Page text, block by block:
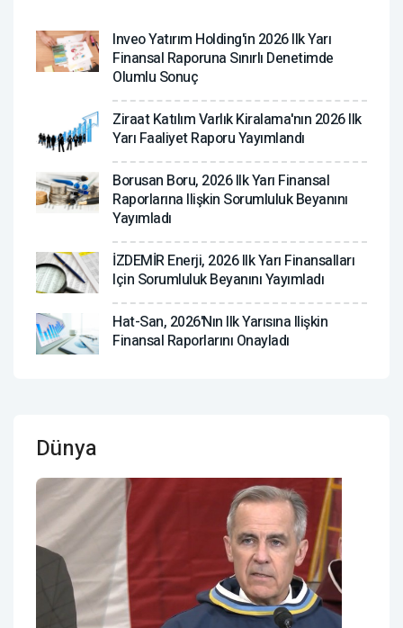
Inveo Yatırım Holding'in 2026 Ilk Yarı
Finansal Raporuna Sınırlı Denetimde
Olumlu Sonuç
Ziraat Katılım Varlık Kiralama'nın 2026 Ilk
Yarı Faaliyet Raporu Yayımlandı
Borusan Boru, 2026 Ilk Yarı Finansal
Raporlarına Ilişkin Sorumluluk Beyanını
Yayımladı
İZDEMİR Enerji, 2026 Ilk Yarı Finansalları
Için Sorumluluk Beyanını Yayımladı
Hat-San, 2026'nın Ilk Yarısına Ilişkin
Finansal Raporlarını Onayladı
Dünya